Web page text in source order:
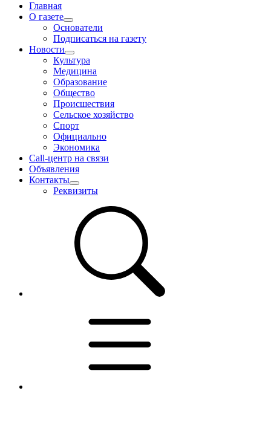
Главная
О газете
Основатели
Подписаться на газету
Новости
Культура
Медицина
Образование
Общество
Происшествия
Сельское хозяйство
Спорт
Официально
Экономика
Call-центр на связи
Объявления
Контакты
Реквизиты